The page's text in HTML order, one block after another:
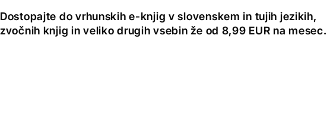
Dostopajte do vrhunskih e-knjig v slovenskem in tujih jezikih,
zvočnih knjig in veliko drugih vsebin že od 8,99 EUR na mesec.